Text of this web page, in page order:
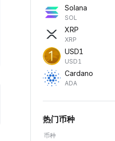
Solana
SOL
XRP
XRP
USD1
USD1
Cardano
ADA
热门币种
币种